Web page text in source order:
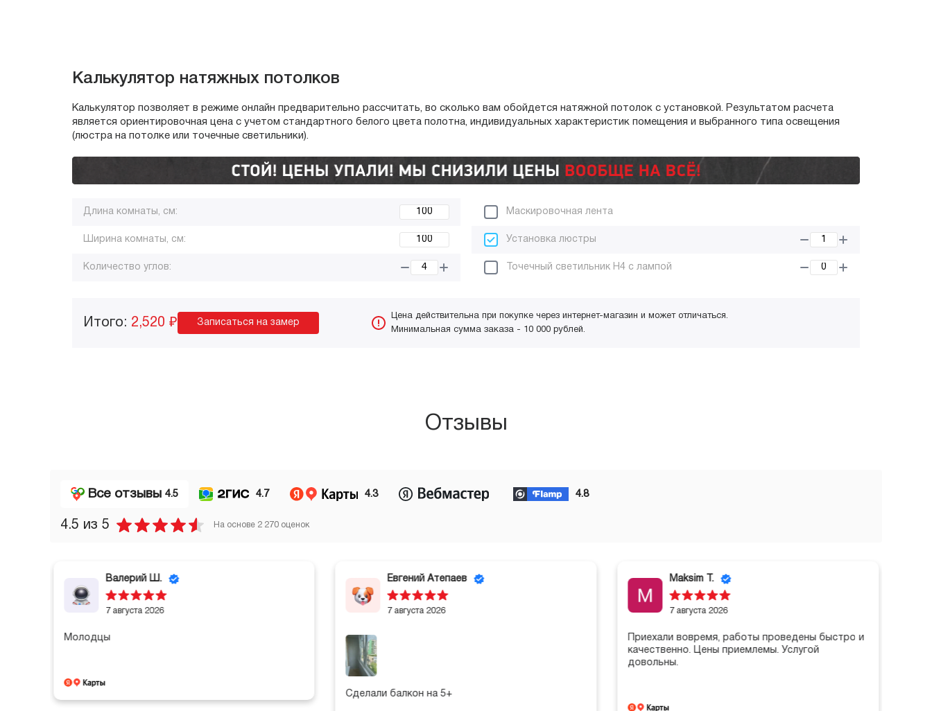
Калькулятор натяжных потолков
Калькулятор позволяет в режиме онлайн предварительно рассчитать, во сколько вам обойдется натяжной потолок с установкой. Результатом расчета
является ориентировочная цена с учетом стандартного белого цвета полотна, индивидуальных характеристик помещения и выбранного типа освещения
(люстра на потолке или точечные светильники).
Длина комнаты, см:
Ширина комнаты, см:
Количество углов:
Маскировочная лента
Установка люстры
Точечный светильник H4 с лампой
Итого: 2,520 ₽ Записаться на замер
Цена действительна при покупке через интернет-магазин и может отличаться.
Минимальная сумма заказа - 10 000 рублей.
Отзывы
Все отзывы 4.5 4.7 4.3 4.8
4.5 из 5 На основе 2 270 оценок
Валерий Ш.
7 августа 2026
Молодцы
Евгений Атепаев
7 августа 2026
Сделали балкон на 5+
Maksim T.
7 августа 2026
Приехали вовремя, работы проведены быстро и
качественно. Цены приемлемы. Услугой
довольны.